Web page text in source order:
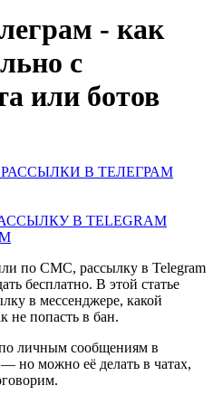
- как
с
или ботов
В ТЕЛЕГРАМ
В TELEGRAM
по СМС, рассылку в Telegram
бесплатно. В этой статье
в мессенджере, какой
не попасть в бан.
личным сообщениям в
но можно её делать в чатах,